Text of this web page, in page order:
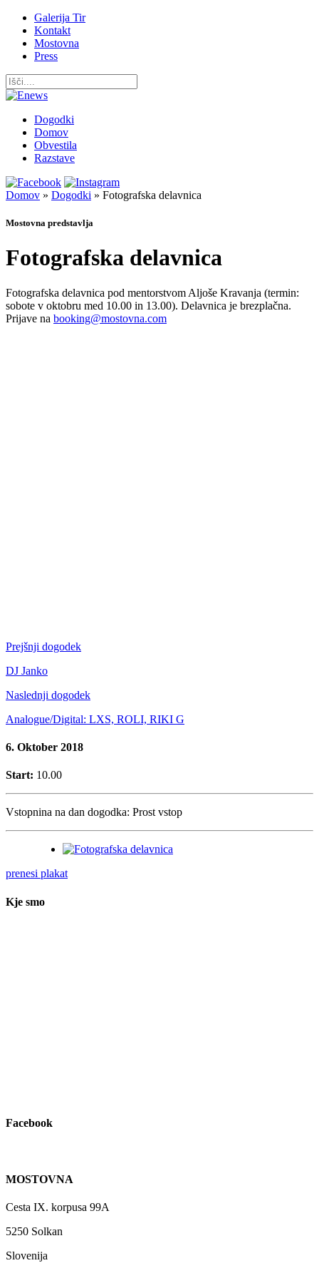
Galerija Tir
Kontakt
Mostovna
Press
Dogodki
Domov
Obvestila
Razstave
Domov » Dogodki » Fotografska delavnica
Mostovna predstavlja
Fotografska delavnica
Fotografska delavnica pod mentorstvom Aljoše Kravanja (termin:
sobote v oktobru med 10.00 in 13.00). Delavnica je brezplačna.
Prijave na booking@mostovna.com
Prejšnji dogodek
DJ Janko
Naslednji dogodek
Analogue/Digital: LXS, ROLI, RIKI G
6. Oktober 2018
Start: 10.00
Vstopnina na dan dogodka: Prost vstop
prenesi plakat
Kje smo
Facebook
MOSTOVNA
Cesta IX. korpusa 99A
5250 Solkan
Slovenija